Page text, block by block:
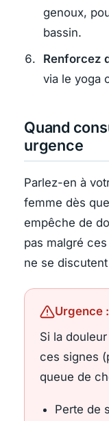
genoux,
bassin.
Renforcez
via le yoga
Quand
urgence
Parlez-en à
femme dès
empêche de
pas malgré
ne se
Urgence
Si la douleur
ces signes
queue de
Perte de